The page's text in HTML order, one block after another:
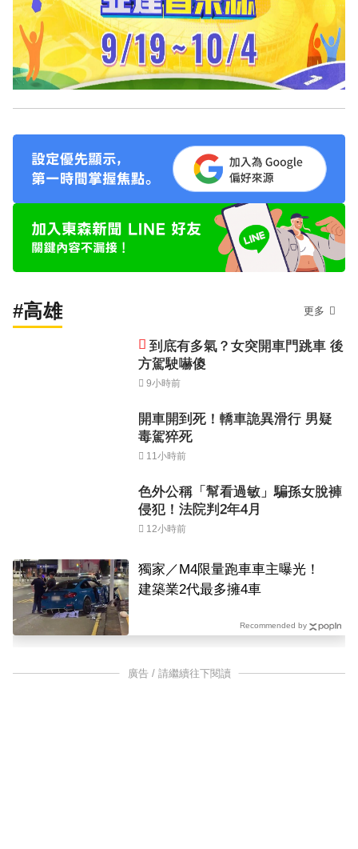
#高雄 更多
到底有多氣？女突開車門跳車 後
方駕駛嚇傻
9小時前
開車開到死！轎車詭異滑行 男疑
毒駕猝死
11小時前
色外公稱「幫看過敏」騙孫女脫褲
侵犯！法院判2年4月
12小時前
獨家／M4限量跑車車主曝光！
建築業2代最多擁4車
Recommended by
廣告 / 請繼續往下閱讀